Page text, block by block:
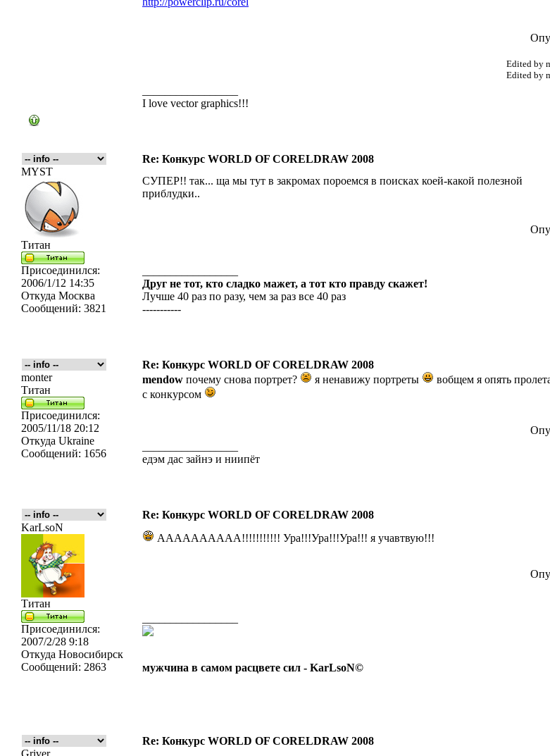
Edited by
Edited by
I love vector graphics!!!
Re: Конкурс WORLD OF CORELDRAW 2008
MYST
Титан
Присоединился:
2006/1/12 14:35
Откуда Москва
Сообщений: 3821
СУПЕР!! так... ща мы тут в закромах пороемся в поисках коей-какой полезной
приблудки..
Друг не тот, кто сладко мажет, а тот кто правду скажет!
Лучше 40 раз по разу, чем за раз все 40 раз
-----------
Re: Конкурс WORLD OF CORELDRAW 2008
monter
Титан
Присоединился:
2005/11/18 20:12
Откуда Ukraine
Сообщений: 1656
mendow почему снова портрет? я ненавижу портреты
вобщем я опять
с конкурсом
едэм дас зайнэ и ниипёт
Re: Конкурс WORLD OF CORELDRAW 2008
KarLsoN
Титан
Присоединился:
2007/2/28 9:18
Откуда Новосибирск
Сообщений: 2863
АААААААААА!!!!!!!!!!! Ура!!!Ура!!!Ура!!! я учавтвую!!!
мужчина в самом расцвете сил - KarLsoN©
Re: Конкурс WORLD OF CORELDRAW 2008
Griver